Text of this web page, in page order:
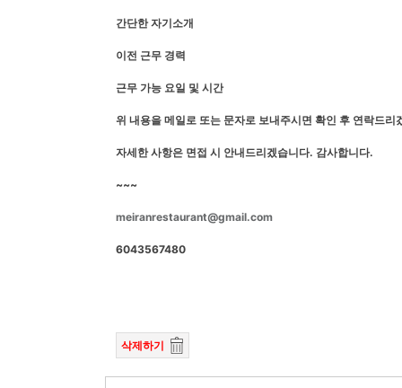
간단한 자기소개
이전 근무 경력
근무 가능 요일 및 시간
위 내용을 메일로 또는 문자로 보내주시면 확인 후 연락드리
자세한 사항은 면접 시 안내드리겠습니다. 감사합니다.
~~~
meiranrestaurant@gmail.com
6043567480
삭제하기